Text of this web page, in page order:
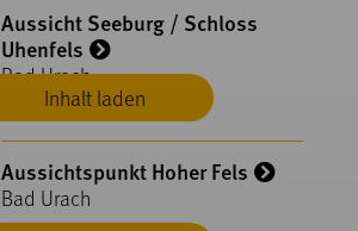
Inhalt laden
Aussicht Seeburg / Schloss
Uhenfels
Bad Urach
Aussichtspunkt Hoher Fels
Bad Urach